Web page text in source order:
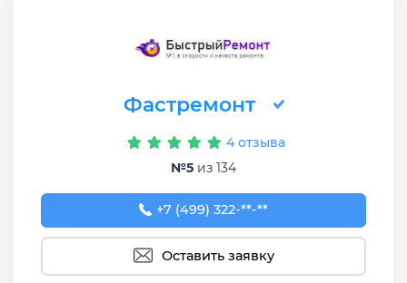
Фастремонт
4 отзыва
№5 из 134
+7 (499) 322-92-75
+7 (499) 322-**-**
Оставить заявку